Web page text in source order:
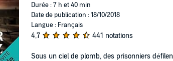
Durée : 7 h et 40 min
Date de publication : 18/10/2018
Langue : Français
4,7 441 notations
Sous un ciel de plomb, des prisonniers